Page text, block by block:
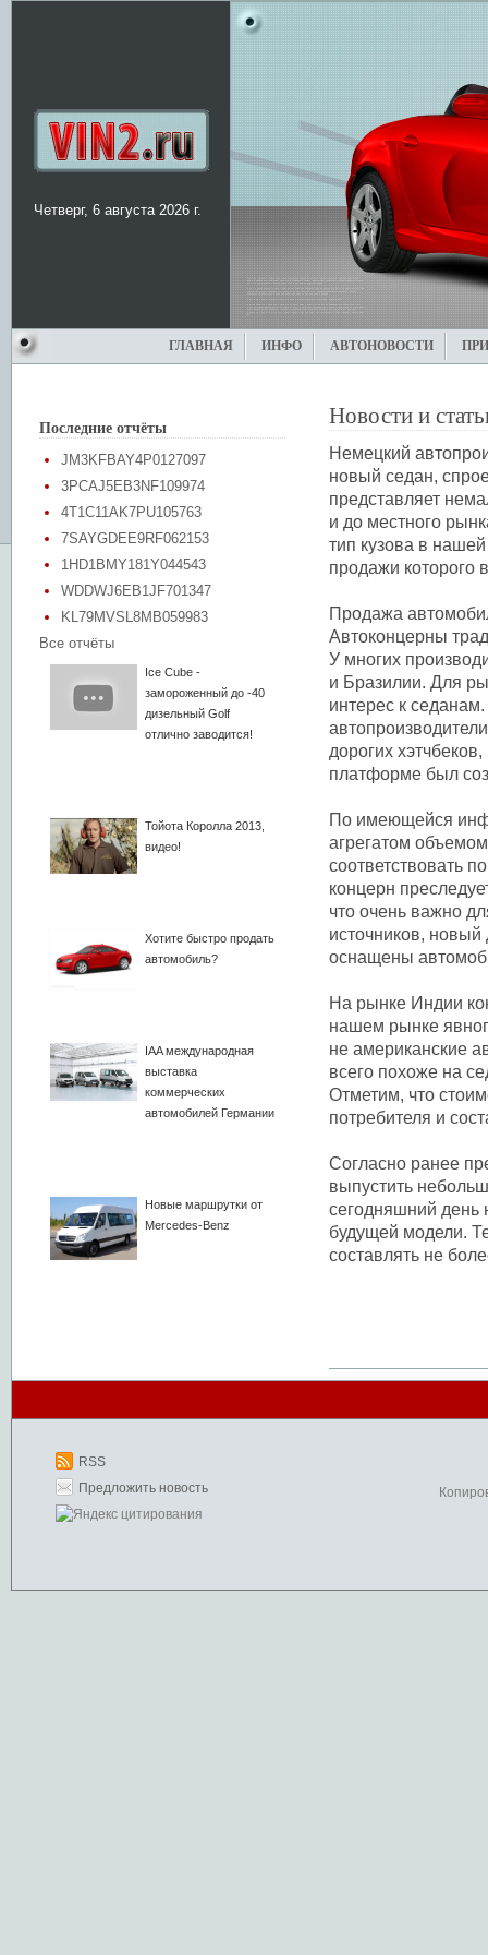
Четверг, 6 августа 2026 г.
ГЛАВНАЯ ИНФО АВТОНОВОСТИ
Последние отчёты
JM3KFBAY4P0127097
3PCAJ5EB3NF109974
4T1C11AK7PU105763
7SAYGDEE9RF062153
1HD1BMY181Y044543
WDDWJ6EB1JF701347
KL79MVSL8MB059983
Все отчёты
Ice Cube -
замороженный до -40
дизельный Golf
отлично заводится!
Тойота Королла 2013,
видео!
Хотите быстро продать
автомобиль?
IAA международная
выставка
коммерческих
автомобилей Германии
Новые маршрутки от
Mercedes-Benz
Новости и
Немецкий
новый седан,
представляет
и до местного
тип кузова в
продажи которого
Продажа
Автоконцерны
У многих
и Бразилии. Для
интерес к
дорогих
платформе был
По имеющейся
агрегатом
соответствовать
концерн
что очень важно
источников,
оснащены
На рынке Индии
нашем рынке
не американские
всего похоже на
Отметим, что
потребителя и
Согласно ранее
выпустить
сегодняшний день
будущей модели.
составлять не
RSS
Предложить новость